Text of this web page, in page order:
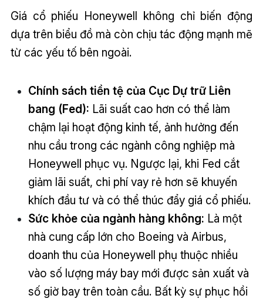
Giá cổ phiếu Honeywell không chỉ biến động
dựa trên biểu đồ mà còn chịu tác động mạnh mẽ
từ các yếu tố bên ngoài.
Chính sách tiền tệ của Cục Dự trữ Liên
bang (Fed): Lãi suất cao hơn có thể làm
chậm lại hoạt động kinh tế, ảnh hưởng đến
nhu cầu trong các ngành công nghiệp mà
Honeywell phục vụ. Ngược lại, khi Fed cắt
giảm lãi suất, chi phí vay rẻ hơn sẽ khuyến
khích đầu tư và có thể thúc đẩy giá cổ phiếu.
Sức khỏe của ngành hàng không: Là một
nhà cung cấp lớn cho Boeing và Airbus,
doanh thu của Honeywell phụ thuộc nhiều
vào số lượng máy bay mới được sản xuất và
số giờ bay trên toàn cầu. Bất kỳ sự phục hồi